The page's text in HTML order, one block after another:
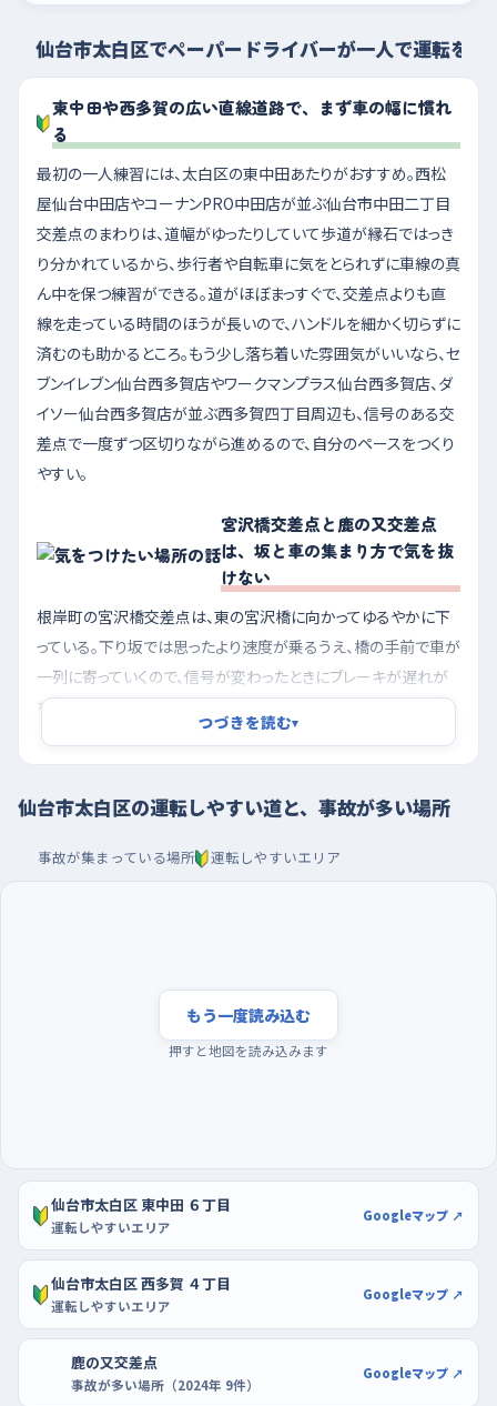
仙台市太白区でペーパードライバーが一人で運転を練
東中田や西多賀の広い直線道路で、まず車の幅に慣れ
る
最初の一人練習には、太白区の東中田あたりがおすすめ。西松
屋仙台中田店やコーナンPRO中田店が並ぶ仙台市中田二丁目
交差点のまわりは、道幅がゆったりしていて歩道が縁石ではっき
り分かれているから、歩行者や自転車に気をとられずに車線の真
ん中を保つ練習ができる。道がほぼまっすぐで、交差点よりも直
線を走っている時間のほうが長いので、ハンドルを細かく切らずに
済むのも助かるところ。もう少し落ち着いた雰囲気がいいなら、セ
ブンイレブン仙台西多賀店やワークマンプラス仙台西多賀店、ダ
イソー仙台西多賀店が並ぶ西多賀四丁目周辺も、信号のある交
差点で一度ずつ区切りながら進めるので、自分のペースをつくり
やすい。
宮沢橋交差点と鹿の又交差点
は、坂と車の集まり方で気を抜
けない
根岸町の宮沢橋交差点は、東の宮沢橋に向かってゆるやかに下
っている。下り坂では思ったより速度が乗るうえ、橋の手前で車が
一列に寄っていくので、信号が変わったときにブレーキが遅れが
ちになる。坂の途中に入る前に速度を落としておくと、前の車との
間隔に余裕が残る。東郡山二丁目の鹿の又交差点は平坦だけれ
ど、南東や東にホテルルートイン仙台長町インターがあるように、
幹線を行き来する車や高速に向かう車が集まる場所。右折で待
いの気持ちでいるほうが落ち着いて走れる。また中田七丁目のあ
夕方の暗くなりはじめる時間帯は、帰宅の車と歩行者が重なって
判断することが一気に増えるので、練習を始めたばかりのうちは
ーナンあすと長町店のように区画が広くとられた駐車場で、店か
ら遠い空いている場所を選ぶといい。前向きで入れて、切り返して
くる。
つづきを読む▾
仙台市太白区の運転しやすい道と、事故が多い場所
事故が集まっている場所 運転しやすいエリア
もう一度読み込む
押すと地図を読み込みます
仙台市太白区 東中田 ６丁目
運転しやすいエリア
Googleマップ ↗
仙台市太白区 西多賀 ４丁目
運転しやすいエリア
Googleマップ ↗
鹿の又交差点
事故が多い場所（2024年 9件）
Googleマップ ↗